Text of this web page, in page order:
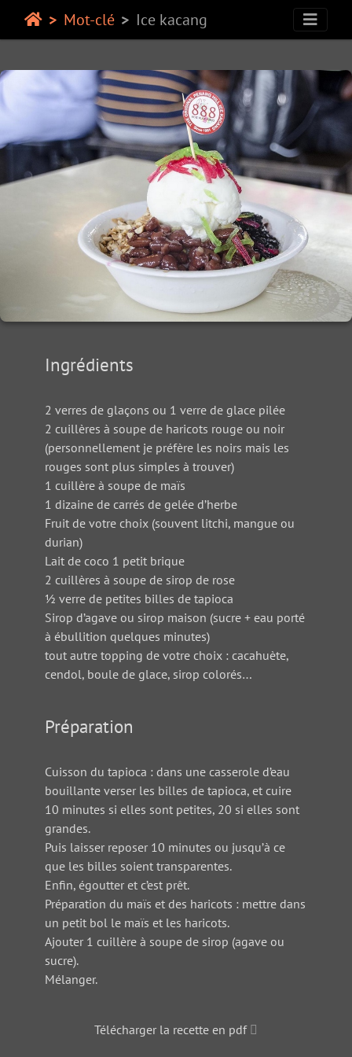
Mot-clé Ice kacang
Ingrédients
2 verres de glaçons ou 1 verre de glace pilée
2 cuillères à soupe de haricots rouge ou noir
(personnellement je préfère les noirs mais les
rouges sont plus simples à trouver)
1 cuillère à soupe de maïs
1 dizaine de carrés de gelée d’herbe
Fruit de votre choix (souvent litchi, mangue ou
durian)
Lait de coco 1 petit brique
2 cuillères à soupe de sirop de rose
½ verre de petites billes de tapioca
Sirop d’agave ou sirop maison (sucre + eau porté
à ébullition quelques minutes)
tout autre topping de votre choix : cacahuète,
cendol, boule de glace, sirop colorés…
Préparation
Cuisson du tapioca : dans une casserole d’eau
bouillante verser les billes de tapioca, et cuire
10 minutes si elles sont petites, 20 si elles sont
grandes.
Puis laisser reposer 10 minutes ou jusqu’à ce
que les billes soient transparentes.
Enfin, égoutter et c’est prêt.
Préparation du maïs et des haricots : mettre dans
un petit bol le maïs et les haricots.
Ajouter 1 cuillère à soupe de sirop (agave ou
sucre).
Mélanger.
Télécharger la recette en pdf